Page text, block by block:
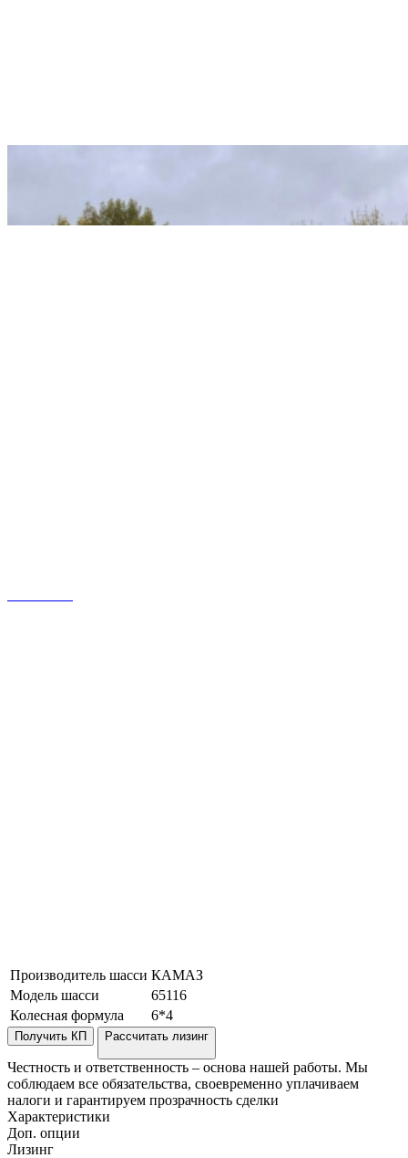
Производитель шасси КАМАЗ
Модель шасси
65116
Колесная формула
6*4
Получить КП Рассчитать лизинг
Честность и ответственность – основа нашей работы. Мы
соблюдаем все обязательства, своевременно уплачиваем
налоги и гарантируем прозрачность сделки
Характеристики
Доп. опции
Лизинг